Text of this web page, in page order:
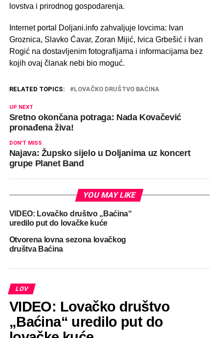
lovstva i prirodnog gospodarenja.
Internet portal Doljani.info zahvaljuje lovcima: Ivan
Groznica, Slavko Ćavar, Zoran Mijić, Ivica Grbešić i Ivan
Rogić na dostavljenim fotografijama i informacijama bez
kojih ovaj članak nebi bio moguć.
RELATED TOPICS: LOVAČKO DRUŠTVO BAĆINA
UP NEXT
Sretno okončana potraga: Nada Kovačević
pronađena živa!
DON'T MISS
Najava: Župsko sijelo u Doljanima uz koncert
grupe Planet Band
YOU MAY LIKE
VIDEO: Lovačko društvo „Baćina“
uredilo put do lovačke kuće
Otvorena lovna sezona lovačkog
društva Baćina
LOV
VIDEO: Lovačko društvo
„Baćina“ uredilo put do